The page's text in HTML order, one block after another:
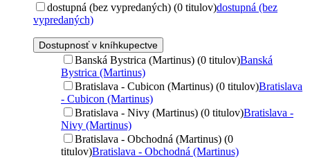
dostupná (bez vypredaných) (0 titulov)dostupná (bez
vypredaných)
Dostupnosť v kníhkupectve
Banská Bystrica (Martinus) (0 titulov)Banská
Bystrica (Martinus)
Bratislava - Cubicon (Martinus) (0 titulov)Bratislava
- Cubicon (Martinus)
Bratislava - Nivy (Martinus) (0 titulov)Bratislava -
Nivy (Martinus)
Bratislava - Obchodná (Martinus) (0
titulov)Bratislava - Obchodná (Martinus)